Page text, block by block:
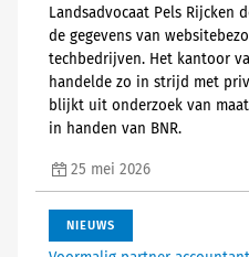
Landsadvocaat Pels Rijcken
de gegevens van
techbedrijven. Het kantoor
handelde zo in strijd met
blijkt uit onderzoek van
in handen van BNR.
25 mei 2026
NIEUWS